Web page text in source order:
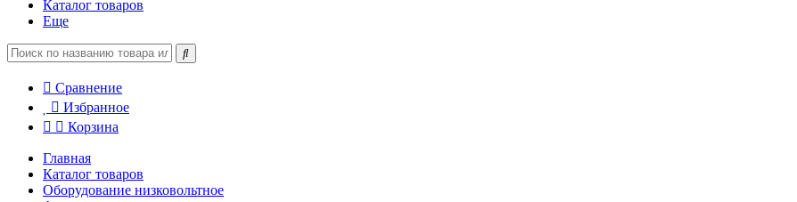
Каталог товаров
Еще
Сравнение
Избранное
Корзина
Главная
Каталог товаров
Оборудование низковольтное